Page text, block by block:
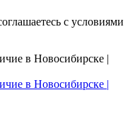
с условиями